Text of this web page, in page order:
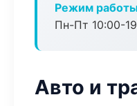
Режим
Пн-Пт 10:00-
Авто и